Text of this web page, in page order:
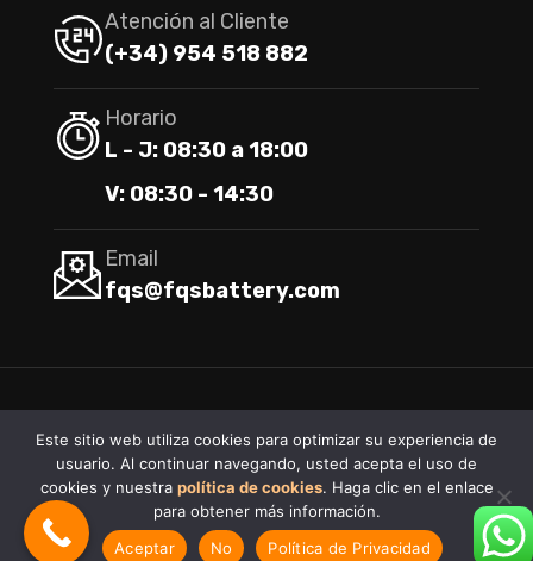
Atención al Cliente
(+34) 954 518 882
Horario
L - J: 08:30 a 18:00
V: 08:30 - 14:30
Email
fqs@fqsbattery.com
2026 FQS BATTERY®–#PURAENERGIA
Este sitio web utiliza cookies para optimizar su experiencia de
usuario. Al continuar navegando, usted acepta el uso de
cookies y nuestra política de cookies. Haga clic en el enlace
para obtener más información.
Aceptar
No Política de Privacidad